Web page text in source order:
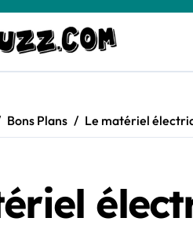
Bons Plans Le matériel